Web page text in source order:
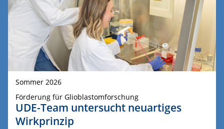
Sommer 2026
Förderung für Glioblastomforschung
UDE-Team untersucht neuartiges
Wirkprinzip